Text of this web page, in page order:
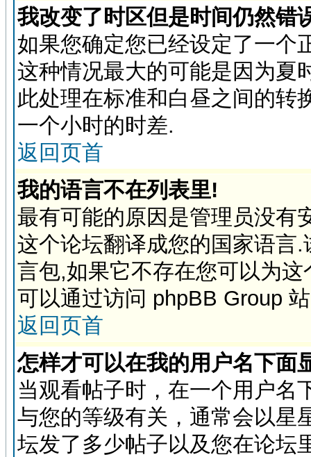
我改变了时区但是时间仍然错
如果您确定您已经设定了一个
这种情况最大的可能是因为夏
此处理在标准和白昼之间的转
一个小时的时差.
返回页首
我的语言不在列表里!
最有可能的原因是管理员没有
这个论坛翻译成您的国家语言
言包,如果它不存在您可以为
可以通过访问 phpBB Group
返回页首
怎样才可以在我的用户名下面
当观看帖子时，在一个用户名
与您的等级有关，通常会以星
坛发了多少帖子以及您在论坛